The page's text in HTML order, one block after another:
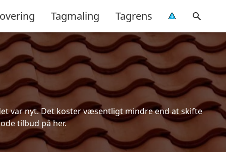
Tagmaling Tagrens
var nyt. Det koster væsentligt mindre end at skifte
tilbud på her.